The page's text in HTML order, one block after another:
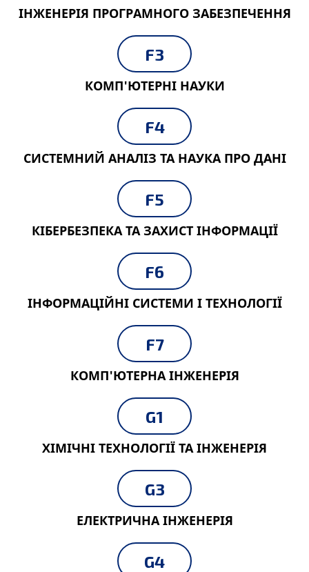
ІНЖЕНЕРІЯ ПРОГРАМНОГО ЗАБЕЗПЕЧЕННЯ
F3
КОМП'ЮТЕРНІ НАУКИ
F4
СИСТЕМНИЙ АНАЛІЗ ТА НАУКА ПРО ДАНІ
F5
КІБЕРБЕЗПЕКА ТА ЗАХИСТ ІНФОРМАЦІЇ
F6
ІНФОРМАЦІЙНІ СИСТЕМИ І ТЕХНОЛОГІЇ
F7
КОМП'ЮТЕРНА ІНЖЕНЕРІЯ
G1
ХІМІЧНІ ТЕХНОЛОГІЇ ТА ІНЖЕНЕРІЯ
G3
ЕЛЕКТРИЧНА ІНЖЕНЕРІЯ
G4